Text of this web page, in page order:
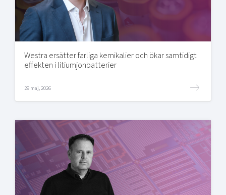
Westra ersätter farliga kemikalier och ökar samtidigt
effekten i litiumjonbatterier
29 maj, 2026